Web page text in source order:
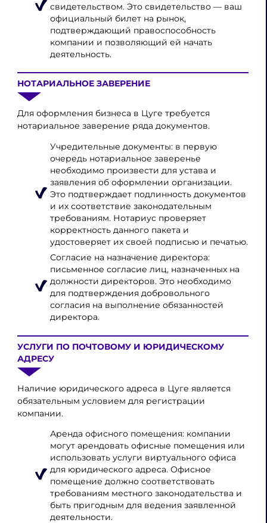
свидетельством. Это свидетельство — ваш
официальный билет на рынок,
подтверждающий правоспособность
компании и позволяющий ей начать
деятельность.
НОТАРИАЛЬНОЕ ЗАВЕРЕНИЕ
Для оформления бизнеса в Цуге требуется
нотариальное заверение ряда документов.
Учредительные документы: в первую
очередь нотариальное заверенье
необходимо произвести для устава и
заявления об оформлении организации.
Это подтверждает подлинность документов
и их соответствие законодательным
требованиям. Нотариус проверяет
корректность данного пакета и
удостоверяет их своей подписью и печатью.
Согласие на назначение директора:
письменное согласие лиц, назначенных на
должности директоров. Это необходимо
для подтверждения добровольного
согласия на выполнение обязанностей
директора.
УСЛУГИ ПО ПОЧТОВОМУ И ЮРИДИЧЕСКОМУ
АДРЕСУ
Наличие юридического адреса в Цуге является
обязательным условием для регистрации
компании.
Аренда офисного помещения: компании
могут арендовать офисные помещения или
использовать услуги виртуального офиса
для юридического адреса. Офисное
помещение должно соответствовать
требованиям местного законодательства и
быть пригодным для ведения заявленной
деятельности.